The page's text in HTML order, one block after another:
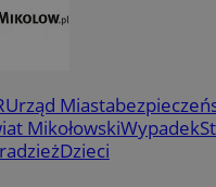
Urząd Miasta
MikołowskiWypadek
Dzieci